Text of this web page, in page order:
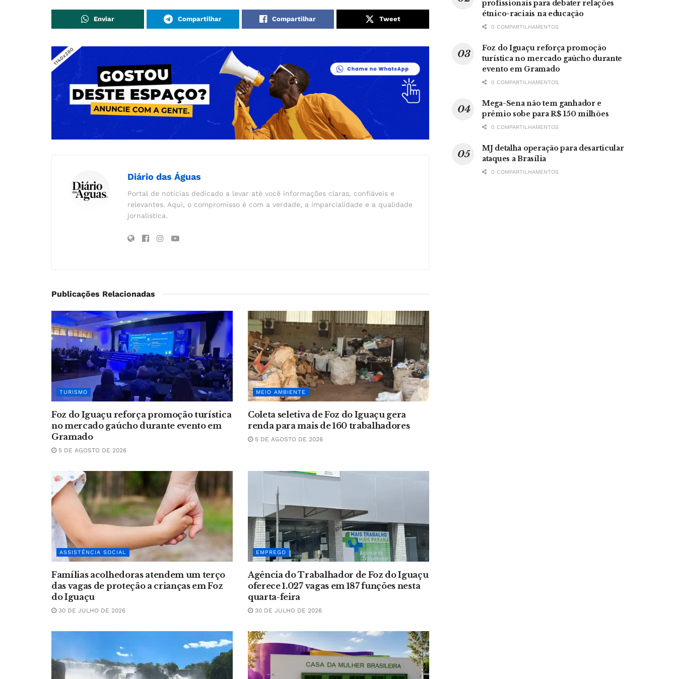
Enviar Compartilhar Compartilhar Tweet
Diário das Águas
Portal de notícias dedicado a levar até você informações claras, confiáveis e
relevantes. Aqui, o compromisso é com a verdade, a imparcialidade e a qualidade
jornalística.
Publicações Relacionadas
TURISMO
Foz do Iguaçu reforça promoção turística
no mercado gaúcho durante evento em
Gramado
5 DE AGOSTO DE 2026
MEIO AMBIENTE
Coleta seletiva de Foz do Iguaçu gera
renda para mais de 160 trabalhadores
5 DE AGOSTO DE 2026
ASSISTÊNCIA SOCIAL
Famílias acolhedoras atendem um terço
das vagas de proteção a crianças em Foz
do Iguaçu
30 DE JULHO DE 2026
EMPREGO
Agência do Trabalhador de Foz do Iguaçu
oferece 1.027 vagas em 187 funções nesta
quarta-feira
30 DE JULHO DE 2026
profissionais para debater relações
étnico-raciais na educação
0 COMPARTILHAMENTOS
Foz do Iguaçu reforça promoção
turística no mercado gaúcho durante
evento em Gramado
0 COMPARTILHAMENTOS
Mega-Sena não tem ganhador e
prêmio sobe para R$ 150 milhões
0 COMPARTILHAMENTOS
MJ detalha operação para desarticular
ataques a Brasília
0 COMPARTILHAMENTOS